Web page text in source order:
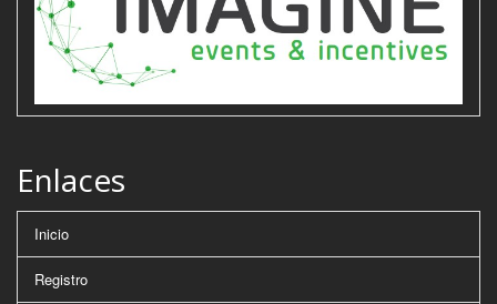
Enlaces
Inicio
Registro